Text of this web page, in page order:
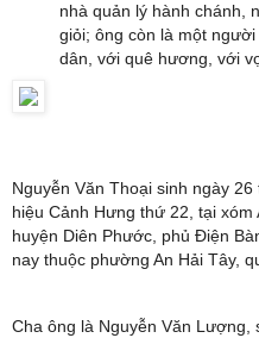
nhà quản lý hành chánh,
giỏi; ông còn là một
dân, với quê hương, với
Nguyễn Văn Thoại sinh ngày
hiệu Cảnh Hưng thứ 22, tại xóm
huyện Diên Phước, phủ Điện
nay thuộc phường An Hải Tây,
Cha ông là Nguyễn Văn